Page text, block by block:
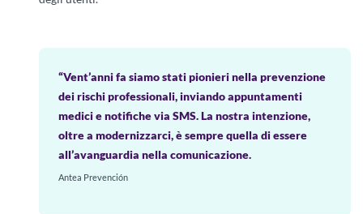
“Vent’anni fa siamo stati pionieri nella prevenzione
dei rischi professionali, inviando appuntamenti
medici e notifiche via SMS.La nostra intenzione,
oltre a modernizzarci, è sempre quella di essere
all’avanguardia nella comunicazione.
Antea Prevención